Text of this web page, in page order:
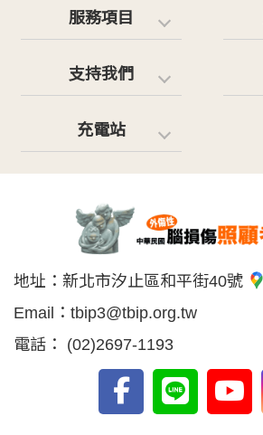
服務項目
支持我們
充電站
地址： 新北市汐止區和平街40號
Email： tbip3@tbip.org.tw
電話：
(02)2697-1193